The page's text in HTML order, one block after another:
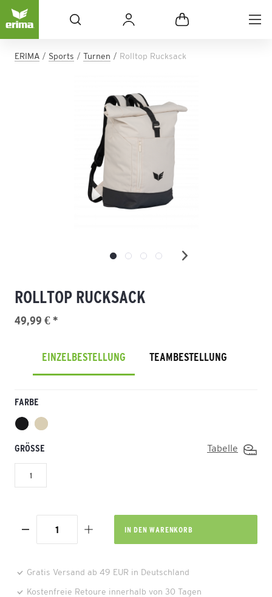
ERIMA Sports Turnen Rolltop Rucksack
ROLLTOP RUCKSACK
49,99 € *
EINZELBESTELLUNG TEAMBESTELLUNG
FARBE
GRÖSSE Tabelle
1
IN DEN WARENKORB
Gratis Versand ab 49 EUR in Deutschland
Kostenfreie Retoure innerhalb von 30 Tagen